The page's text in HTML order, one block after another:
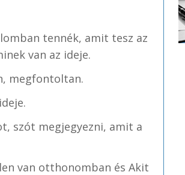
tennék, amit tesz az
van az ideje.
megfontoltan.
szót megjegyezni, amit a
van otthonomban és Akit